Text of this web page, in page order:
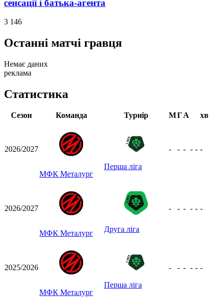
сенсації і батька-агента
3 146
Останні матчі гравця
Немає даних
реклама
Статистика
Сезон Команда Турнір МГА хв
2026/2027
МФК Металург
Перша ліга
- - - - - -
2026/2027
МФК Металург Друга ліга
- - - - - -
2025/2026
МФК Металург
Перша ліга
- - - - - -